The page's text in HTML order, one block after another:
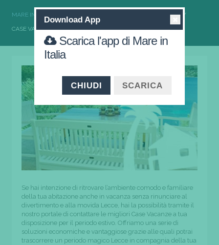
MARE IN ITALIA CASE VACANZE PUGLIA
CASE VACANZE LECCE
Se hai intenzione di ritrovare l’ambiente comodo e familiare
della tua abitazione anche in vacanza senza rinunciare al
divertimento e alla movida Lecce, hai la possibilità tramite il
nostro portale di contattare le migliori Case Vacanze a tua
disposizione per il periodo estivo. Offriamo una serie di
soluzioni economiche e vantaggiose grazie alle quali potrai
trascorrere un periodo magico Lecce in compagnia della tua
Download App
Scarica l'app di Mare in
Italia
CHIUDI SCARICA